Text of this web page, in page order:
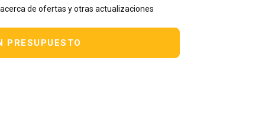
de ofertas y otras actualizaciones